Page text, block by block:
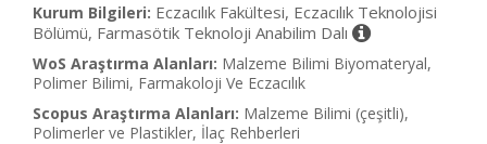
Kurum Bilgileri: Eczacılık Fakültesi, Eczacılık Teknolojisi
Bölümü, Farmasötik Teknoloji Anabilim Dalı
WoS Araştırma Alanları: Malzeme Bilimi Biyomateryal,
Polimer Bilimi, Farmakoloji Ve Eczacılık
Scopus Araştırma Alanları: Malzeme Bilimi (çeşitli),
Polimerler ve Plastikler, İlaç Rehberleri